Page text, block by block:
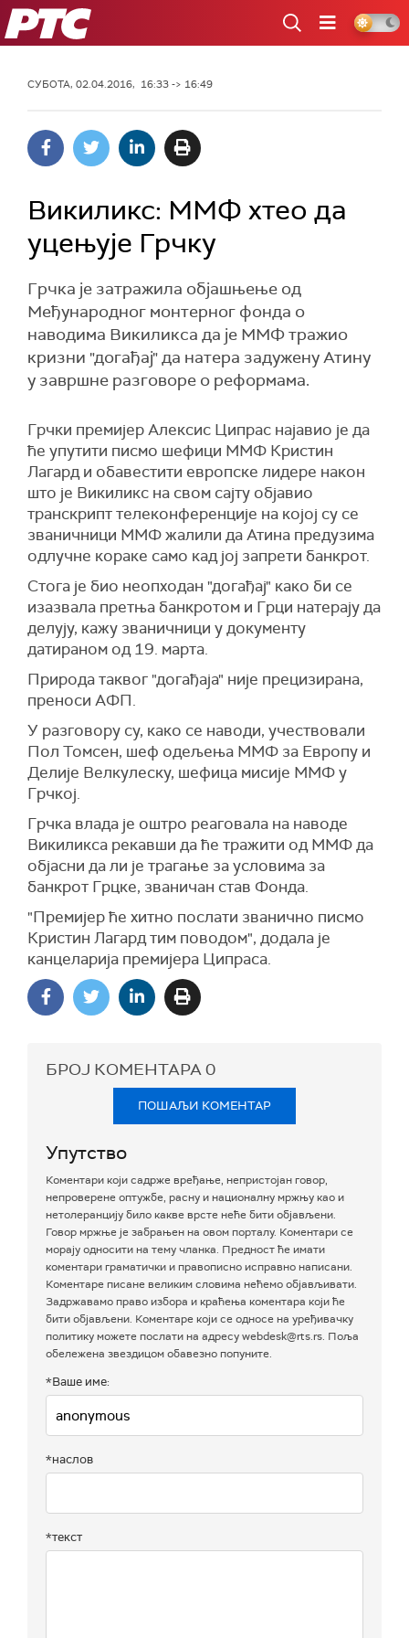
РТС
СУБОТА, 02.04.2016, 16:33 -> 16:49
Викиликс: ММФ хтео да
уцењује Грчку
Грчка је затражила објашњење од
Међународног монтерног фонда о
наводима Викиликса да је ММФ тражио
кризни "догађај" да натера задужену Атину
у завршне разговоре о реформама.
Грчки премијер Алексис Ципрас најавио је да
ће упутити писмо шефици ММФ Кристин
Лагард и обавестити европске лидере након
што је Викиликс на свом сајту објавио
транскрипт телеконференције на којој су се
званичници ММФ жалили да Атина предузима
одлучне кораке само кад јој запрети банкрот.
Стога је био неопходан "догађај" како би се
изазвала претња банкротом и Грци натерају да
делују, кажу званичници у документу
датираном од 19. марта.
Природа таквог "догађаја" није прецизирана,
преноси АФП.
У разговору су, како се наводи, учествовали
Пол Томсен, шеф одељења ММФ за Европу и
Делије Велкулеску, шефица мисије ММФ у
Грчкој.
Грчка влада је оштро реаговала на наводе
Викиликса рекавши да ће тражити од ММФ да
објасни да ли је трагање за условима за
банкрот Грцке, званичан став Фонда.
"Премијер ће хитно послати званично писмо
Кристин Лагард тим поводом", додала је
канцеларија премијера Ципраса.
БРОЈ КОМЕНТАРА0
ПОШАЉИ КОМЕНТАР
Упутство
Коментари који садрже вређање, непристојан говор,
непроверене оптужбе, расну и националну мржњу као и
нетолеранцију било какве врсте неће бити објављени.
Говор мржње је забрањен на овом порталу. Коментари се
морају односити на тему чланка. Предност ће имати
коментари граматички и правописно исправно написани.
Коментаре писане великим словима нећемо објављивати.
Задржавамо право избора и краћења коментара који ће
бити објављени. Коментаре који се односе на уређивачку
политику можете послати на адресу webdesk@rts.rs. Поља
обележена звездицом обавезно попуните.
*Ваше име:
*наслов
*текст